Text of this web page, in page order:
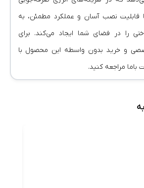
قابلیت نصب آسان و عملکرد مطمئن، به
را در فضای شما ایجاد می‌کند. برای
و خرید بدون واسطه این محصول با
باما مراجعه کنید.